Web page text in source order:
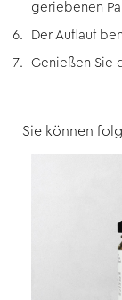
geriebenen
Der Auflauf
Genießen Sie
Sie können